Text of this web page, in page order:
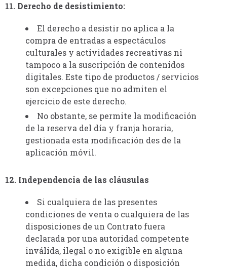
11. Derecho de desistimiento:
El derecho a desistir no aplica a la
compra de entradas a espectáculos
culturales y actividades recreativas ni
tampoco a la suscripción de contenidos
digitales. Este tipo de productos / servicios
son excepciones que no admiten el
ejercicio de este derecho.
No obstante, se permite la modificación
de la reserva del día y franja horaria,
gestionada esta modificación des de la
aplicación móvil.
12. Independencia de las cláusulas
Si cualquiera de las presentes
condiciones de venta o cualquiera de las
disposiciones de un Contrato fuera
declarada por una autoridad competente
inválida, ilegal o no exigible en alguna
medida, dicha condición o disposición